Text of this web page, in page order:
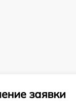
заявки